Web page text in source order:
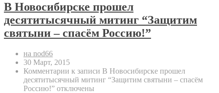
В Новосибирске прошел
десятитысячный митинг “Защитим
святыни – спасём Россию!”
на nod66
30 Март, 2015
Комментарии к записи В Новосибирске прошел
десятитысячный митинг “Защитим святыни – спасём
Россию!” отключены